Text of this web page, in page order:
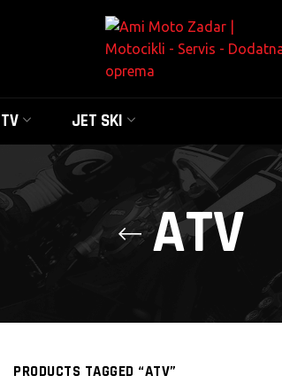
JET SKI
ATV
PRODUCTS TAGGED “ATV”